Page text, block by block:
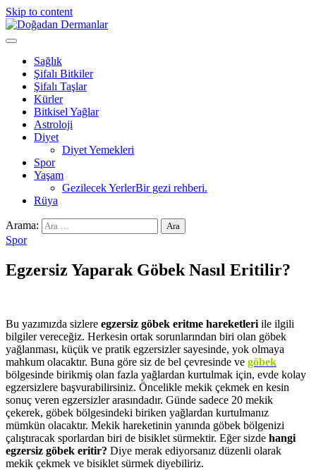
Skip to content
Sağlık
Şifalı Bitkiler
Şifalı Taşlar
Kürler
Bitkisel Yağlar
Astroloji
Diyet
Diyet Yemekleri
Spor
Yaşam
Gezilecek YerlerBir gezi rehberi.
Rüya
Arama:
Spor
Egzersiz Yaparak Göbek Nasıl Eritilir?
Bu yazımızda sizlere egzersiz göbek eritme hareketleri ile ilgili
bilgiler vereceğiz. Herkesin ortak sorunlarından biri olan göbek
yağlanması, küçük ve pratik egzersizler sayesinde, yok olmaya
mahkum olacaktır. Buna göre siz de bel çevresinde ve göbek
bölgesinde birikmiş olan fazla yağlardan kurtulmak için, evde kolay
egzersizlere başvurabilirsiniz. Öncelikle mekik çekmek en kesin
sonuç veren egzersizler arasındadır. Günde sadece 20 mekik
çekerek, göbek bölgesindeki biriken yağlardan kurtulmanız
mümkün olacaktır. Mekik hareketinin yanında göbek bölgenizi
çalıştıracak sporlardan biri de bisiklet sürmektir. Eğer sizde hangi
egzersiz göbek eritir? Diye merak ediyorsanız düzenli olarak
mekik çekmek ve bisiklet sürmek diyebiliriz.